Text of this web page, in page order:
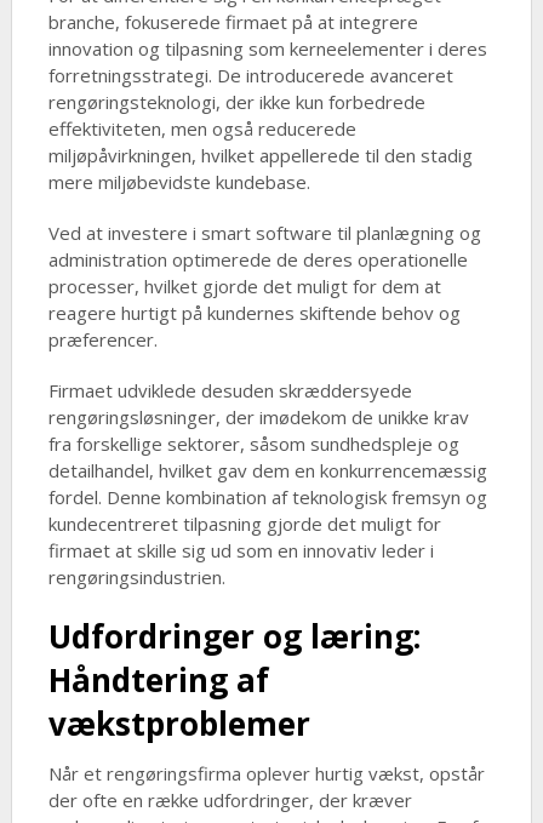
branche, fokuserede firmaet på at integrere
innovation og tilpasning som kerneelementer i deres
forretningsstrategi. De introducerede avanceret
rengøringsteknologi, der ikke kun forbedrede
effektiviteten, men også reducerede
miljøpåvirkningen, hvilket appellerede til den stadig
mere miljøbevidste kundebase.
Ved at investere i smart software til planlægning og
administration optimerede de deres operationelle
processer, hvilket gjorde det muligt for dem at
reagere hurtigt på kundernes skiftende behov og
præferencer.
Firmaet udviklede desuden skræddersyede
rengøringsløsninger, der imødekom de unikke krav
fra forskellige sektorer, såsom sundhedspleje og
detailhandel, hvilket gav dem en konkurrencemæssig
fordel. Denne kombination af teknologisk fremsyn og
kundecentreret tilpasning gjorde det muligt for
firmaet at skille sig ud som en innovativ leder i
rengøringsindustrien.
Udfordringer og læring:
Håndtering af
vækstproblemer
Når et rengøringsfirma oplever hurtig vækst, opstår
der ofte en række udfordringer, der kræver